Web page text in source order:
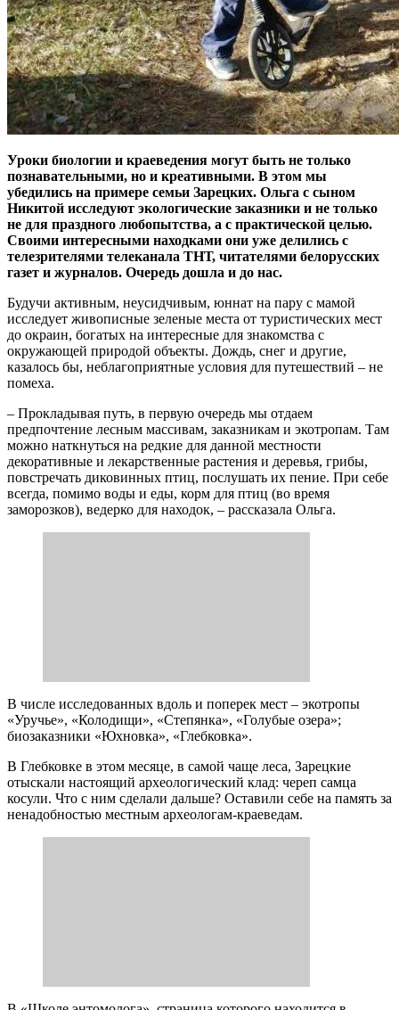
Уроки биологии и краеведения могут быть не только
познавательными, но и креативными. В этом мы
убедились на примере семьи Зарецких. Ольга с сыном
Никитой исследуют экологические заказники и не только
не для праздного любопытства, а с практической целью.
Своими интересными находками они уже делились с
телезрителями телеканала ТНТ, читателями белорусских
газет и журналов. Очередь дошла и до нас.
Будучи активным, неусидчивым, юннат на пару с мамой
исследует живописные зеленые места от туристических мест
до окраин, богатых на интересные для знакомства с
окружающей природой объекты. Дождь, снег и другие,
казалось бы, неблагоприятные условия для путешествий – не
помеха.
– Прокладывая путь, в первую очередь мы отдаем
предпочтение лесным массивам, заказникам и экотропам. Там
можно наткнуться на редкие для данной местности
декоративные и лекарственные растения и деревья, грибы,
повстречать диковинных птиц, послушать их пение. При себе
всегда, помимо воды и еды, корм для птиц (во время
заморозков), ведерко для находок, – рассказала Ольга.
В числе исследованных вдоль и поперек мест – экотропы
«Уручье», «Колодищи», «Степянка», «Голубые озера»;
биозаказники «Юхновка», «Глебковка».
В Глебковке в этом месяце, в самой чаще леса, Зарецкие
отыскали настоящий археологический клад: череп самца
косули. Что с ним сделали дальше? Оставили себе на память за
ненадобностью местным археологам-краеведам.